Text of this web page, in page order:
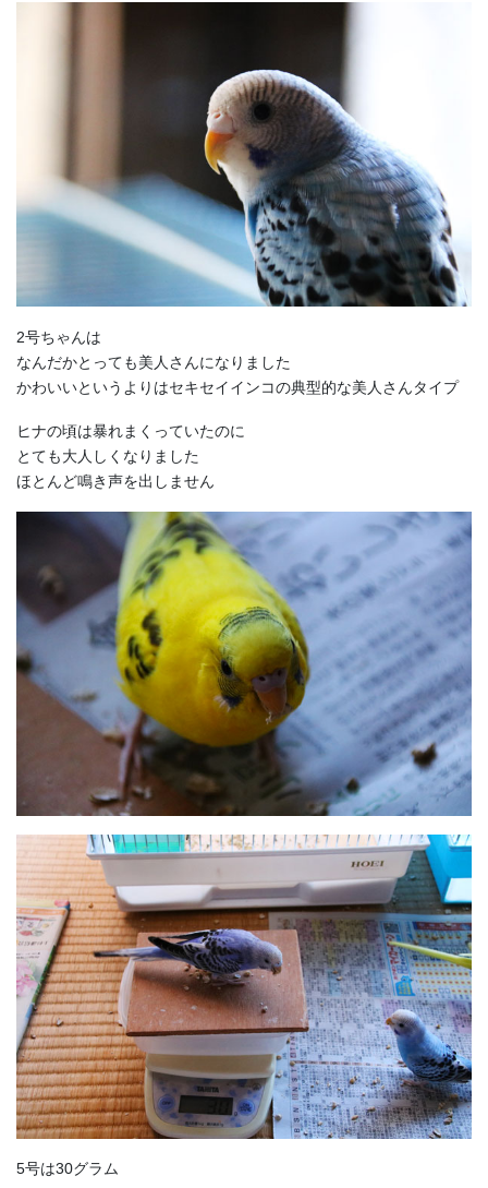
2号ちゃんは
なんだかとっても美人さんになりました
かわいいというよりはセキセイインコの典型的な美人さんタイプ
ヒナの頃は暴れまくっていたのに
とても大人しくなりました
ほとんど鳴き声を出しません
5号は30グラム